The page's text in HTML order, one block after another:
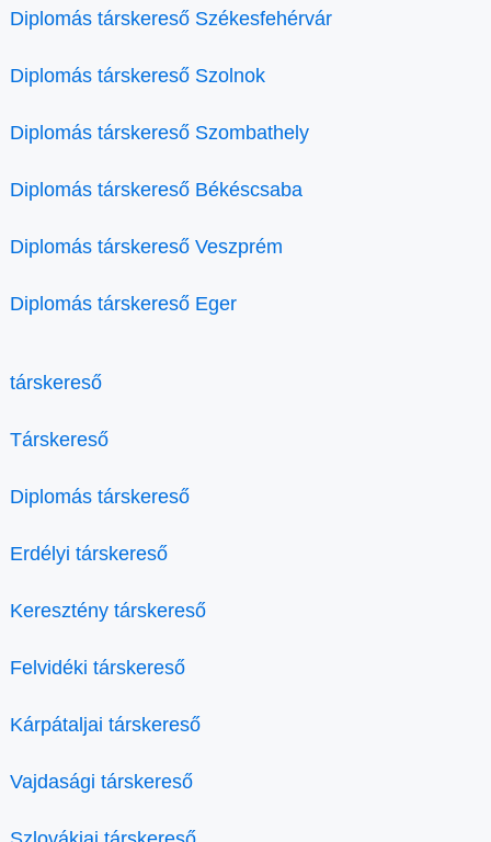
Diplomás társkereső Székesfehérvár
Diplomás társkereső Szolnok
Diplomás társkereső Szombathely
Diplomás társkereső Békéscsaba
Diplomás társkereső Veszprém
Diplomás társkereső Eger
társkereső
Társkereső
Diplomás társkereső
Erdélyi társkereső
Keresztény társkereső
Felvidéki társkereső
Kárpátaljai társkereső
Vajdasági társkereső